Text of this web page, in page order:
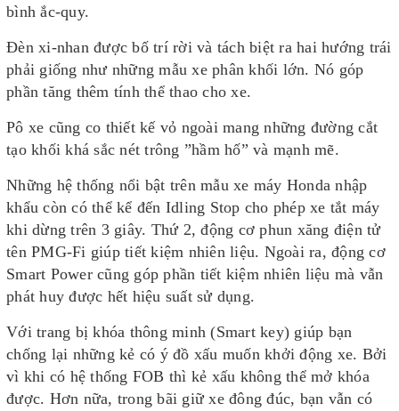
bình ắc-quy.
Đèn xi-nhan được bố trí rời và tách biệt ra hai hướng trái
phải giống như những mẫu xe phân khối lớn. Nó góp
phần tăng thêm tính thể thao cho xe.
Pô xe cũng co thiết kế vỏ ngoài mang những đường cắt
tạo khối khá sắc nét trông ”hầm hố” và mạnh mẽ.
Những hệ thống nổi bật trên mẫu xe máy Honda nhập
khẩu còn có thể kể đến Idling Stop cho phép xe tắt máy
khi dừng trên 3 giây. Thứ 2, động cơ phun xăng điện tử
tên PMG-Fi giúp tiết kiệm nhiên liệu. Ngoài ra, động cơ
Smart Power cũng góp phần tiết kiệm nhiên liệu mà vẫn
phát huy được hết hiệu suất sử dụng.
Với trang bị khóa thông minh (Smart key) giúp bạn
chống lại những kẻ có ý đồ xấu muốn khởi động xe. Bởi
vì khi có hệ thống FOB thì kẻ xấu không thể mở khóa
được. Hơn nữa, trong bãi giữ xe đông đúc, bạn vẫn có